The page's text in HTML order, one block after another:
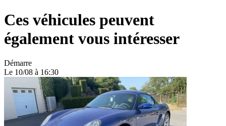
Ces véhicules peuvent
également vous intéresser
Démarre
Le 10/08 à 16:30